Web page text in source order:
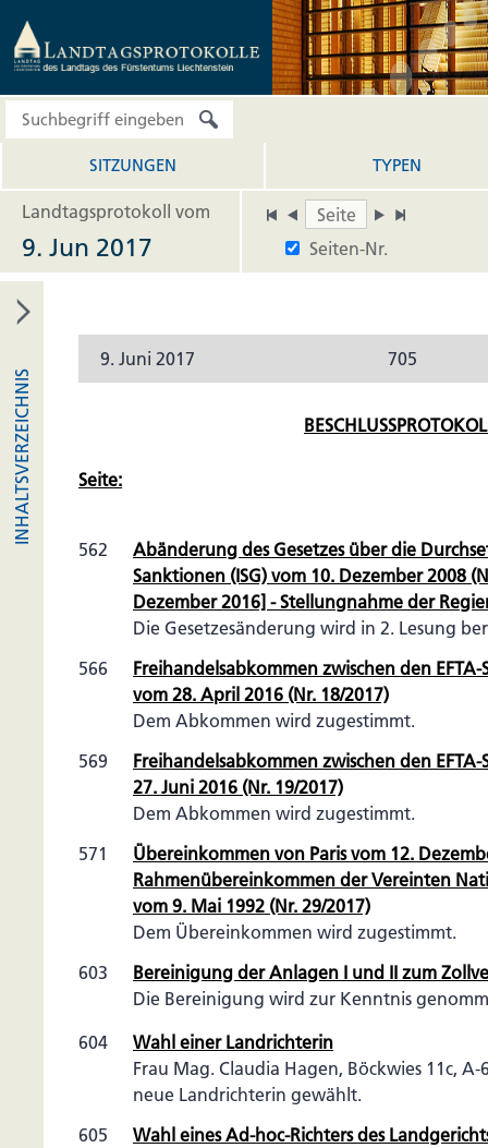
SITZUNGEN TYPEN
Landtagsprotokoll vom
Seiten-Nr.
9. Jun 2017
INHALTSVERZEICHNIS
9. Juni 2017 705
Seite:
562
Abänderung des Gesetzes über die
Sanktionen (ISG) vom 10. Dezember 2008
Dezember 2016] - Stellungnahme der
Die Gesetzesänderung wird in 2. Lesung
566
Freihandelsabkommen zwischen den
vom 28. April 2016 (Nr. 18/2017)
Dem Abkommen wird zugestimmt.
569
Freihandelsabkommen zwischen den
27. Juni 2016 (Nr. 19/2017)
Dem Abkommen wird zugestimmt.
571
Übereinkommen von Paris vom 12.
Rahmenübereinkommen der Vereinten
vom 9. Mai 1992 (Nr. 29/2017)
Dem Übereinkommen wird zugestimmt.
603
Bereinigung der Anlagen I und II zum
Die Bereinigung wird zur Kenntnis
604
Wahl einer Landrichterin
Frau Mag. Claudia Hagen, Böckwies 11c,
neue Landrichterin gewählt.
605
Wahl eines Ad-hoc-Richters des